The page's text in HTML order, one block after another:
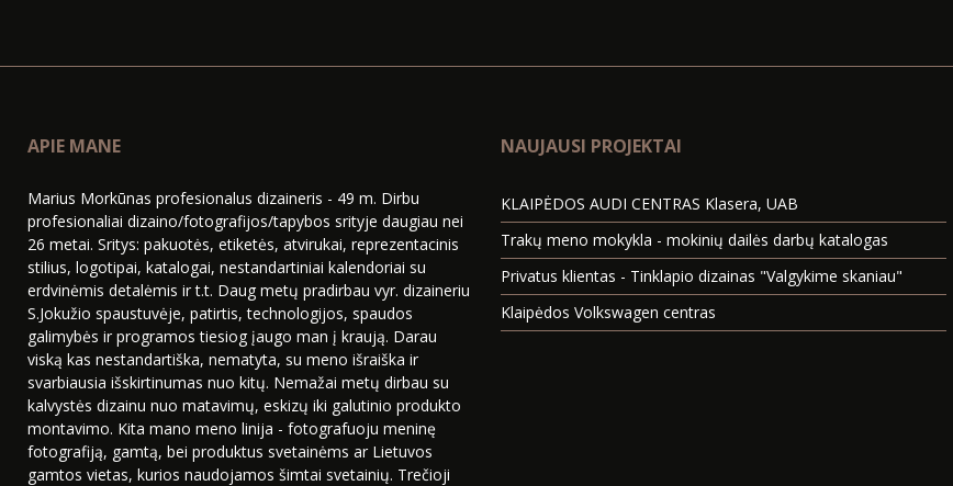
APIE MANE
Marius Morkūnas profesionalus dizaineris - 49 m. Dirbu
profesionaliai dizaino/fotografijos/tapybos srityje daugiau nei
26 metai. Sritys: pakuotės, etiketės, atvirukai, reprezentacinis
stilius, logotipai, katalogai, nestandartiniai kalendoriai su
erdvinėmis detalėmis ir t.t. Daug metų pradirbau vyr. dizaineriu
S.Jokužio spaustuvėje, patirtis, technologijos, spaudos
galimybės ir programos tiesiog įaugo man į kraują. Darau
viską kas nestandartiška, nematyta, su meno išraiška ir
svarbiausia išskirtinumas nuo kitų. Nemažai metų dirbau su
kalvystės dizainu nuo matavimų, eskizų iki galutinio produkto
montavimo. Kita mano meno linija - fotografuoju meninę
fotografiją, gamtą, bei produktus svetainėms ar Lietuvos
gamtos vietas, kurios naudojamos šimtai svetainių. Trečioji
NAUJAUSI PROJEKTAI
KLAIPĖDOS AUDI CENTRAS Klasera, UAB
Trakų meno mokykla - mokinių dailės darbų katalogas
Privatus klientas - Tinklapio dizainas "Valgykime skaniau"
Klaipėdos Volkswagen centras